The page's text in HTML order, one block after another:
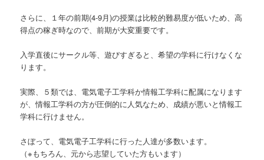
さらに、１年の前期(4-9月)の授業は比較的難易度が低いため、高
得点の稼ぎ時なので、前期が大変重要です。
入学直後にサークル等、遊びすぎると、希望の学科に行けなくな
ります。
実際、５類では、電気電子工学科か情報工学科に配属になります
が、情報工学科の方が圧倒的に人気なため、成績が悪いと情報工
学科に行けません。
さぼって、電気電子工学科に行った人達が多数います。
（※もちろん、元から志望していた方もいます）